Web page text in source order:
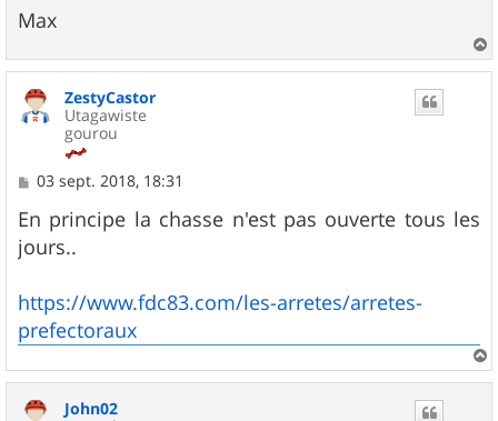
Max
a
ZestyCastor
Utagawiste
gourou
M
s
s
a
03 sept. 2018, 18:31
En principe la chasse n'est pas ouverte tous les
jours..
https://www.fdc83.com/les-arretes/arretes-
prefectoraux
a
John02